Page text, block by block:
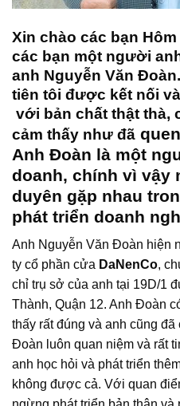
Xin chào các bạn
các bạn một người
anh Nguyễn Văn
tiên tôi được kết nối
với bản chất thật thà,
cảm thấy như đã
Anh Đoàn là một
doanh, chính vì vậy
duyên gặp nhau
phát triển doanh
Anh Nguyễn Văn Đoàn hiện
ty cổ phần cửa DaNenCo,
chỉ trụ sở của anh tại 19D/1
Thành, Quận 12. Anh Đoàn
thấy rất đúng và anh cũng
Đoàn luôn quan niệm và rất
anh học hỏi và phát triển
không được cả. Với quan